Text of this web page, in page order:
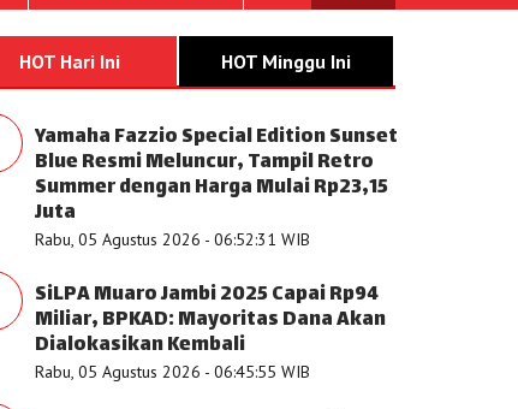
HOT Hari Ini HOT Minggu Ini
Yamaha Fazzio Special Edition Sunset
Blue Resmi Meluncur, Tampil Retro
Summer dengan Harga Mulai Rp23,15
Juta
Rabu, 05 Agustus 2026 - 06:52:31 WIB
SiLPA Muaro Jambi 2025 Capai Rp94
Miliar, BPKAD: Mayoritas Dana Akan
Dialokasikan Kembali
Rabu, 05 Agustus 2026 - 06:45:55 WIB